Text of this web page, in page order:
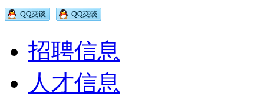
招聘信息
人才信息